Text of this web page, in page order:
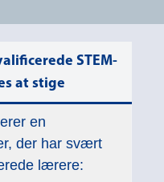
STEM-
at stige
en
der har svært
lærere: